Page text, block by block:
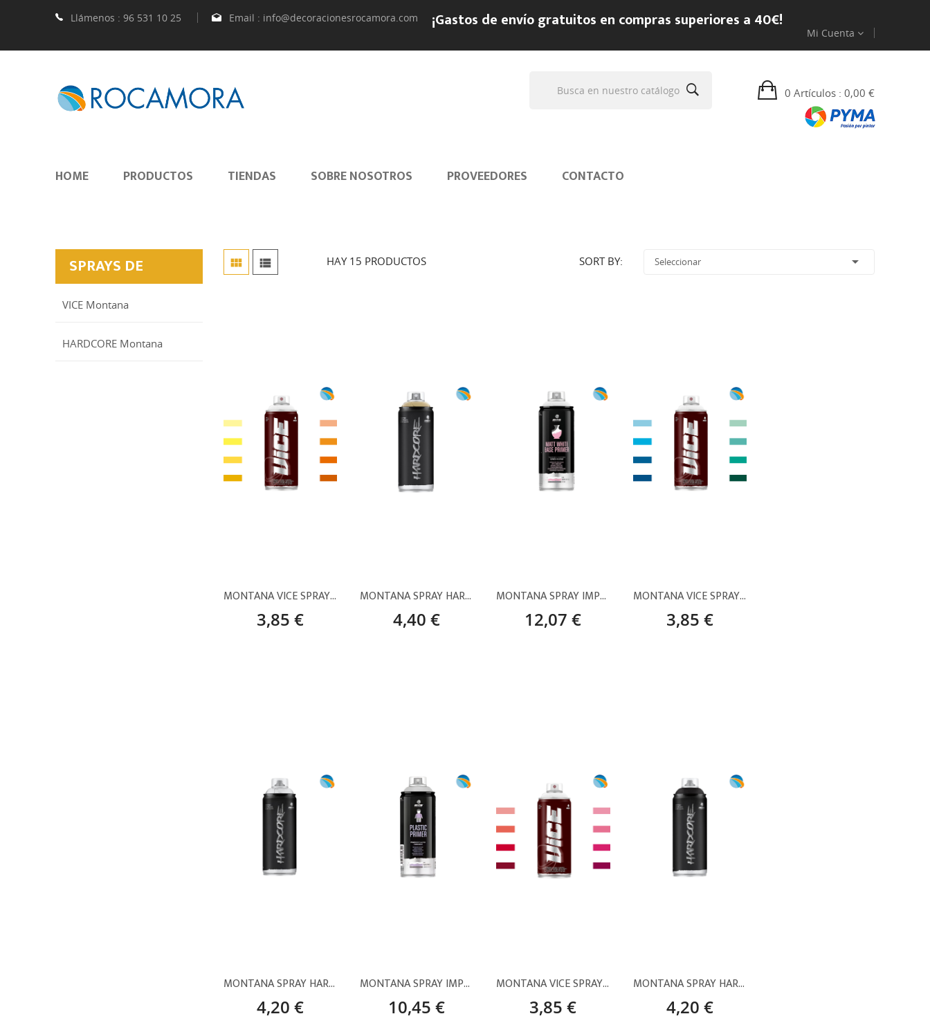
Llámenos : 96 531 10 25 Email : info@decoracionesrocamora.com ¡Gastos de envío gratuitos en compras superiores a 40€!
Mi Cuenta
0 Artículos : 0,00 €
HOME PRODUCTOS TIENDAS SOBRE NOSOTROS PROVEEDORES CONTACTO
SPRAYS DE
PINTURA
VICE Montana
HARDCORE Montana
  HAY 15 PRODUCTOS SORT BY: Seleccionar 
MONTANA VICE SPRAY PINTURA – AMARILLOS Y NARANJAS (400 ML)
3,85 €
MONTANA SPRAY HARDCORE ORO BRILLO – 400 ML
4,40 €
MONTANA SPRAY IMPRIMACIÓN FONDO BLANCO MATE – 400 ML
12,07 €
MONTANA VICE SPRAY PINTURA – AZULES Y VERDES (400 ML)
3,85 €
MONTANA SPRAY HARDCORE BLANCO MATE – 400 ML
4,20 €
MONTANA SPRAY IMPRIMACIÓN PLÁSTICOS – 400 ML
10,45 €
MONTANA VICE SPRAY PINTURA – ROSAS Y VIOLETAS (400 ML)
3,85 €
MONTANA SPRAY HARDCORE NEGRO MATE – 400 ML
4,20 €